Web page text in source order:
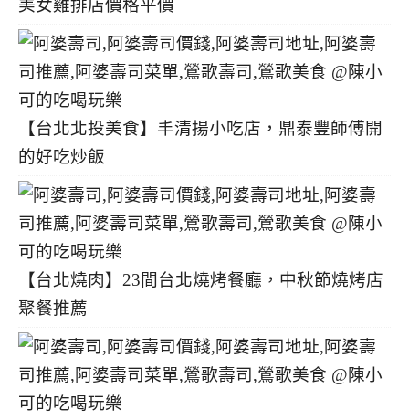
美女雞排店價格平價
【台北北投美食】丰清揚小吃店，鼎泰豐師傅開
的好吃炒飯
【台北燒肉】23間台北燒烤餐廳，中秋節燒烤店
聚餐推薦